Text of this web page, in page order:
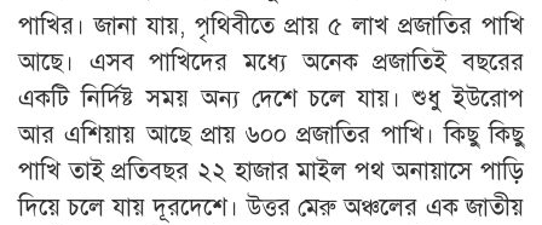
পাখির। জানা যায়, পৃথিবীতে প্রায় ৫ লাখ প্রজাতির পাখি
আছে। এসব পাখিদের মধ্যে অনেক প্রজাতিই বছরের
একটি নির্দিষ্ট সময় অন্য দেশে চলে যায়। শুধু ইউরোপ
আর এশিয়ায় আছে প্রায় ৬০০ প্রজাতির পাখি। কিছু কিছু
পাখি তাই প্রতিবছর ২২ হাজার মাইল পথ অনায়াসে পাড়ি
দিয়ে চলে যায় দূরদেশে। উত্তর মেরু অঞ্চলের এক জাতীয়